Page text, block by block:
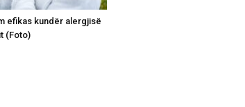
efikas kundër alergjisë
(Foto)